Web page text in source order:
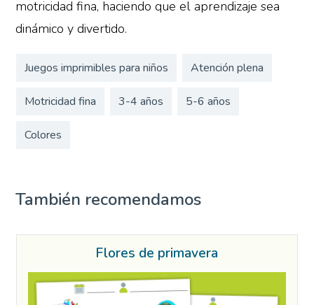
motricidad fina, haciendo que el aprendizaje sea
dinámico y divertido.
Juegos imprimibles para niños Atención plena
Motricidad fina 3-4 años 5-6 años
Colores
También recomendamos
Flores de primavera